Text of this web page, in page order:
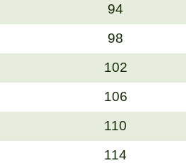
94
98
102
106
110
114